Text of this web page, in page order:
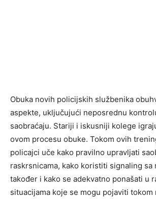
Obuka novih policijskih službenika
aspekte, uključujući neposrednu
saobraćaju. Stariji i iskusniji kolege
ovom procesu obuke. Tokom ovih
policajci uče kako pravilno upravljati
raskrsnicama, kako koristiti signaling sa
također i kako se adekvatno ponašati u
situacijama koje se mogu pojaviti